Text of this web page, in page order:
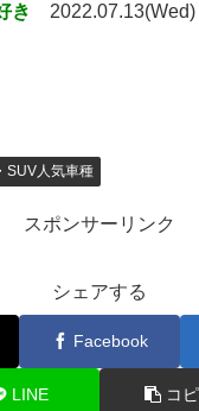
き 2022.07.13(Wed)
SUV人気車種
スポンサーリンク
シェアする
Facebook
LINE コ